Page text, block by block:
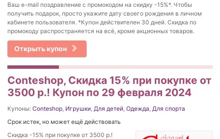
Ваш e-mail поздравление с промокодом на скидку -15%*. Чтобы
получить подарок, просто укажите дату своего рождения в личном
кабинете пользователя. *Купон действителен 30 дней. Скидка по
промокоду распространяется на всё, кроме акционных товаров.
Открыть купон
Conteshop, Скидка 15% при покупке от
3500 р.! Купон по 29 февраля 2024
Купоны: Conteshop Игрушки Для детей Одежда Для спорта
Срок истек, но может ещё действовать
Скидка -15% при покупке от 3500 р.!